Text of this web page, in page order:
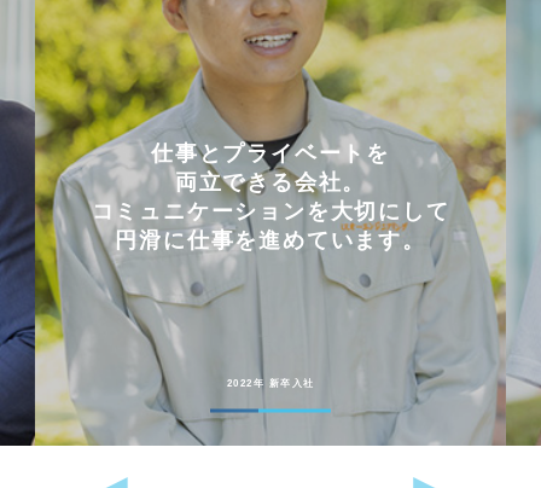
仕事とプライベートを
両立できる会社。
コミュニケーションを大切にして
円滑に仕事を進めています。
2022年 新卒入社